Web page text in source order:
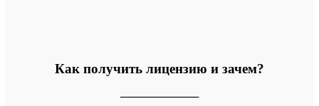
Как получить лицензию и зачем?
──────────